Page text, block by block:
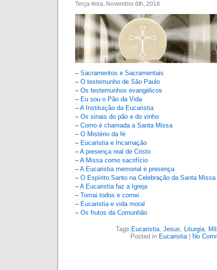
Terça-feira, Novembro 6th, 2018
– Sacramentos e Sacramentais
– O testemunho de São Paulo
– Os testemunhos evangélicos
– Eu sou o Pão da Vida
–A Instituição da Eucaristia
– Os sinais do pão e do vinho
– Como é chamada a Santa Missa
– O Mistério da fé
– Eucaristia e Incarnação
–A presença real de Cristo
–A Missa como sacrifício
–A Eucaristia memorial e presença
– O Espírito Santo na Celebração da Santa Missa
–A Eucaristia faz a Igreja
– Tomai todos e comei
– Eucaristia e vida moral
– Os frutos da Comunhão
Tags: Eucaristia, Jesus, Liturgia,
Posted in Eucaristia| No